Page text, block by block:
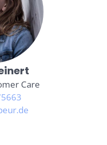
Care